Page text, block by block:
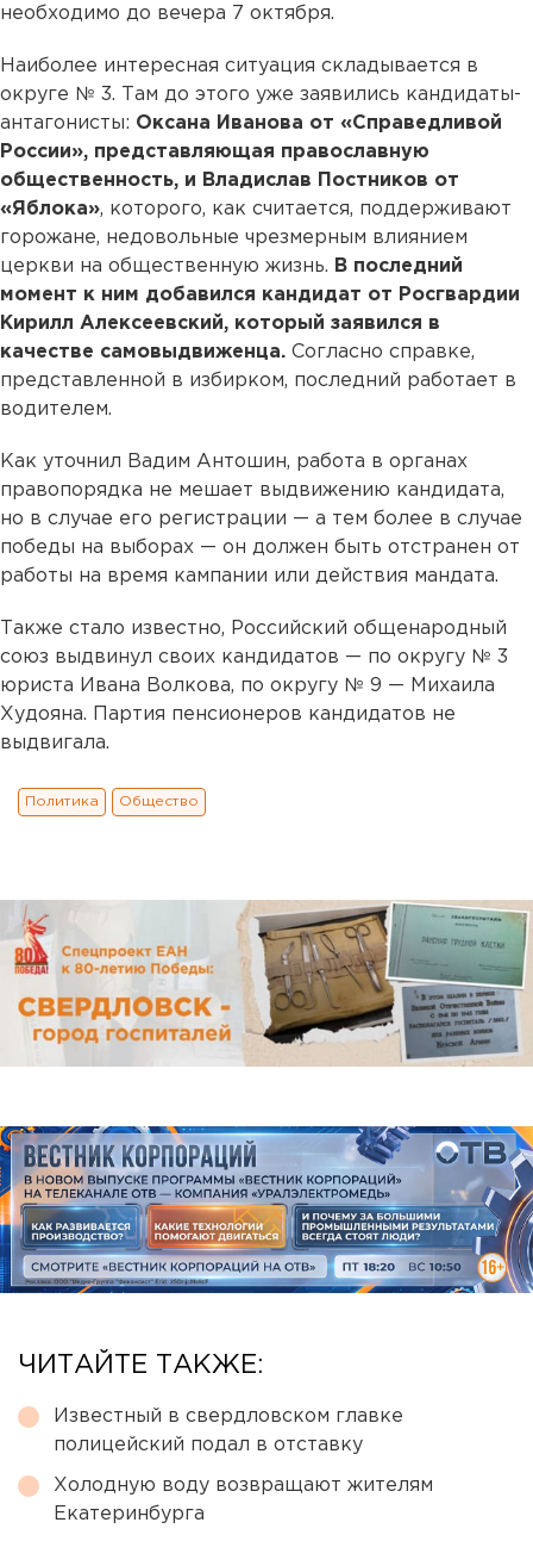
необходимо до вечера 7 октября.
Наиболее интересная ситуация складывается в
округе № 3. Там до этого уже заявились кандидаты-
антагонисты: Оксана Иванова от «Справедливой
России», представляющая православную
общественность, и Владислав Постников от
«Яблока», которого, как считается, поддерживают
горожане, недовольные чрезмерным влиянием
церкви на общественную жизнь. В последний
момент к ним добавился кандидат от Росгвардии
Кирилл Алексеевский, который заявился в
качестве самовыдвиженца. Согласно справке,
представленной в избирком, последний работает в
водителем.
Как уточнил Вадим Антошин, работа в органах
правопорядка не мешает выдвижению кандидата,
но в случае его регистрации — а тем более в случае
победы на выборах — он должен быть отстранен от
работы на время кампании или действия мандата.
Также стало известно, Российский общенародный
союз выдвинул своих кандидатов — по округу № 3
юриста Ивана Волкова, по округу № 9 — Михаила
Худояна. Партия пенсионеров кандидатов не
выдвигала.
Политика Общество
ЧИТАЙТЕ ТАКЖЕ:
Известный в свердловском главке
полицейский подал в отставку
Холодную воду возвращают жителям
Екатеринбурга